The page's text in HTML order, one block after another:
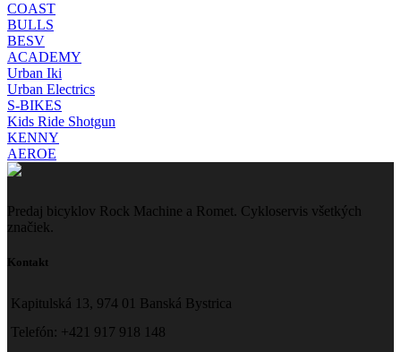
COAST
BULLS
BESV
ACADEMY
Urban Iki
Urban Electrics
S-BIKES
Kids Ride Shotgun
KENNY
AEROE
Predaj bicyklov Rock Machine a Romet. Cykloservis všetkých
značiek.
Kontakt
Kapitulská 13, 974 01 Banská Bystrica
Telefón: +421 917 918 148